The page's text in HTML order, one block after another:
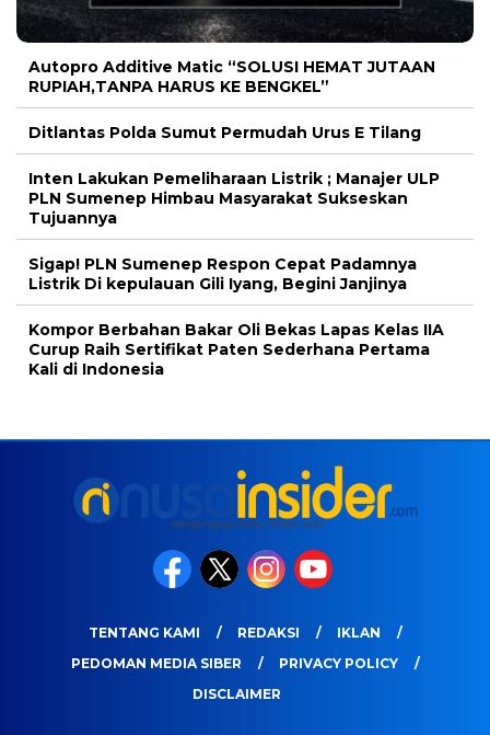
Autopro Additive Matic “SOLUSI HEMAT JUTAAN
RUPIAH,TANPA HARUS KE BENGKEL”
Ditlantas Polda Sumut Permudah Urus E Tilang
Inten Lakukan Pemeliharaan Listrik ; Manajer ULP
PLN Sumenep Himbau Masyarakat Sukseskan
Tujuannya
Sigap! PLN Sumenep Respon Cepat Padamnya
Listrik Di kepulauan Gili Iyang, Begini Janjinya
Kompor Berbahan Bakar Oli Bekas Lapas Kelas IIA
Curup Raih Sertifikat Paten Sederhana Pertama
Kali di Indonesia
TENTANG KAMI REDAKSI
IKLAN
PEDOMAN MEDIA SIBER
PRIVACY POLICY
DISCLAIMER